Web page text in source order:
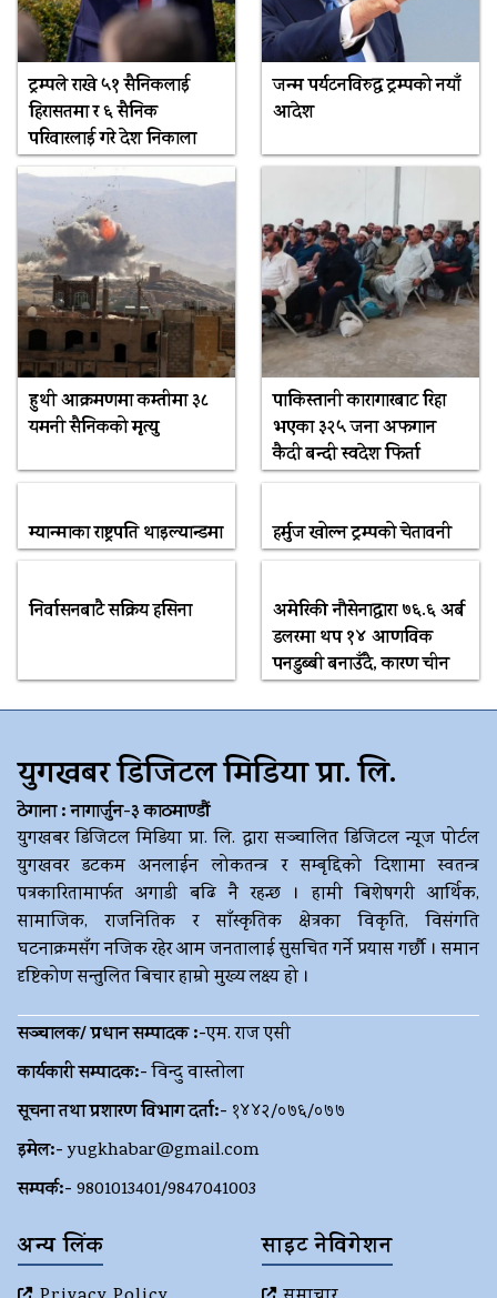
ट्रम्पले राखे ५१ सैनिकलाई
हिरासतमा र ६ सैनिक
परिवारलाई गरे देश निकाला
जन्म पर्यटनविरुद्ध ट्रम्पको नयाँ
आदेश
हुथी आक्रमणमा कम्तीमा ३८
यमनी सैनिकको मृत्यु
पाकिस्तानी कारागारबाट रिहा
भएका ३२५ जना अफगान
कैदी बन्दी स्वदेश फिर्ता
म्यान्माका राष्ट्रपति थाइल्यान्डमा हर्मुज खोल्न ट्रम्पको चेतावनी
निर्वासनबाटै सक्रिय हसिना
अमेरिकी नौसेनाद्वारा ७६.६ अर्ब
डलरमा थप १४ आणविक
पनडुब्बी बनाउँदै, कारण चीन
युगखबर डिजिटल मिडिया प्रा. लि.
ठेगाना : नागार्जुन-३ काठमाण्डौं
युगखबर डिजिटल मिडिया प्रा. लि. द्धारा सञ्चालित डिजिटल न्यूज पोर्टल
युगखवर डटकम अनलाईन लोकतन्त्र र सम्बृद्दिको दिशामा स्वतन्त्र
पत्रकारितामार्फत अगाडी बढि नै रहन्छ । हामी बिशेषगरी आर्थिक,
सामाजिक, राजनितिक र साँस्कृतिक क्षेत्रका विकृति, विसंगति
घटनाक्रमसँग नजिक रहेर आम जनतालाई सुसचित गर्ने प्रयास गर्छौ । समान
दृष्टिकोण सन्तुलित बिचार हाम्रो मुख्य लक्ष्य हो ।
सञ्चालक/ प्रधान सम्पादक :-एम. राज एसी
कार्यकारी सम्पादक:-विन्दु वास्तोला
सूचना तथा प्रशारण विभाग दर्ता:- १४४२/०७६/०७७
इमेल:- yugkhabar@gmail.com
सम्पर्क:- 9801013401/9847041003
अन्य लिंक साइट नेविगेशन